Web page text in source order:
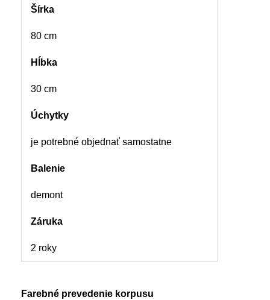
Šírka
80 cm
Hĺbka
30 cm
Úchytky
je potrebné objednať samostatne
Balenie
demont
Záruka
2 roky
Farebné prevedenie korpusu